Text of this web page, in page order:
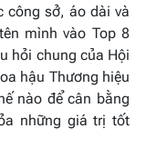
công sở, áo dài và
mình vào Top 8
hỏi chung của Hội
hậu Thương hiệu
nào để cân bằng
những giá trị tốt